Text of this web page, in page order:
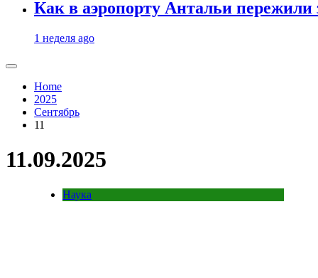
Как в аэропорту Антальи
1 неделя ago
Home
2025
Сентябрь
11
11.09.2025
Наука